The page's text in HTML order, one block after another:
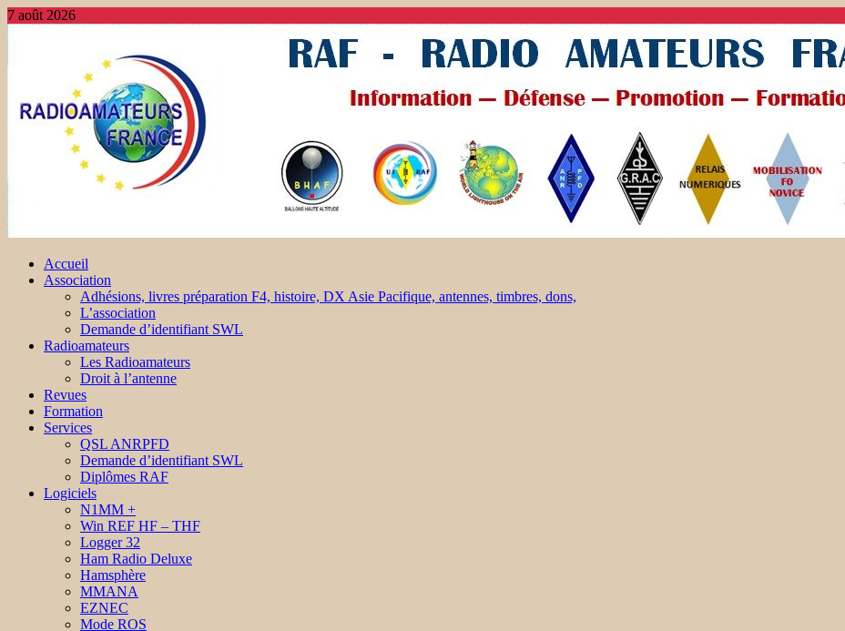
7 août 2026
Accueil
Association
Adhésions, livres préparation F4, histoire, DX Asie Pacifique, antennes, timbres, dons,
L’association
Demande d’identifiant SWL
Radioamateurs
Les Radioamateurs
Droit à l’antenne
Revues
Formation
Services
QSL ANRPFD
Demande d’identifiant SWL
Diplômes RAF
Logiciels
N1MM +
Win REF HF – THF
Logger 32
Ham Radio Deluxe
Hamsphère
MMANA
EZNEC
Mode ROS